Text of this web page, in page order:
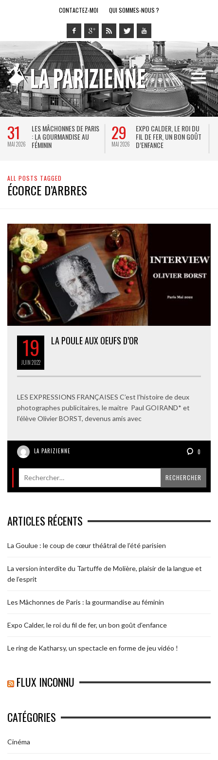
CONTACTEZ-MOI QUI SOMMES-NOUS ?
31
MAI 2026
LES MÂCHONNES DE PARIS
: LA GOURMANDISE AU
FÉMININ
29
MAI 2026
EXPO CALDER, LE ROI DU
FIL DE FER, UN BON GOÛT
D’ENFANCE
ALL POSTS TAGGED
ÉCORCE D’ARBRES
19
JUIN2022
LA POULE AUX OEUFS D’OR
LES EXPRESSIONS FRANÇAISES C’est l’histoire de deux
photographes publicitaires, le maitre Paul GOIRAND* et
l’élève Olivier BORST, devenus amis avec
LA PARIZIENNE 0
ARTICLES RÉCENTS
La Goulue : le coup de cœur théâtral de l’été parisien
La version interdite du Tartuffe de Molière, plaisir de la langue et
de l’esprit
Les Mâchonnes de Paris : la gourmandise au féminin
Expo Calder, le roi du fil de fer, un bon goût d’enfance
Le ring de Katharsy, un spectacle en forme de jeu vidéo !
FLUX INCONNU
CATÉGORIES
Cinéma